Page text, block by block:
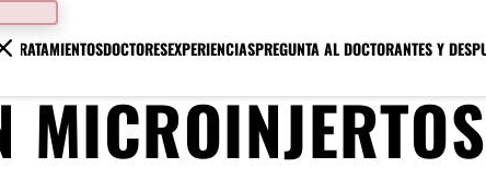
TRATAMIENTOSDOCTORESEXPERIENCIASPREGUNTA AL DOCTORANTES Y